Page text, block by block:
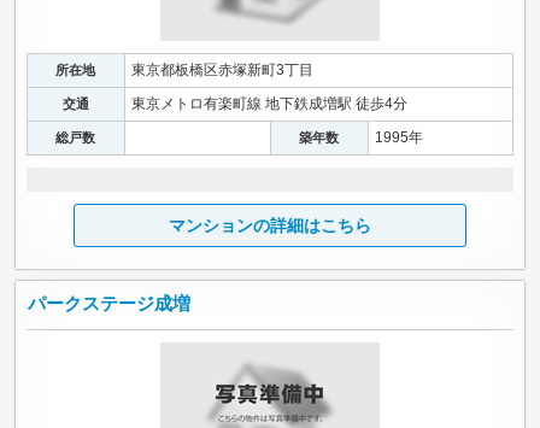
所在地 東京都板橋区赤塚新町3丁目
交通 東京メトロ有楽町線 地下鉄成増駅 徒歩4分
総戸数 築年数 1995年
マンションの詳細はこちら
パークステージ成増